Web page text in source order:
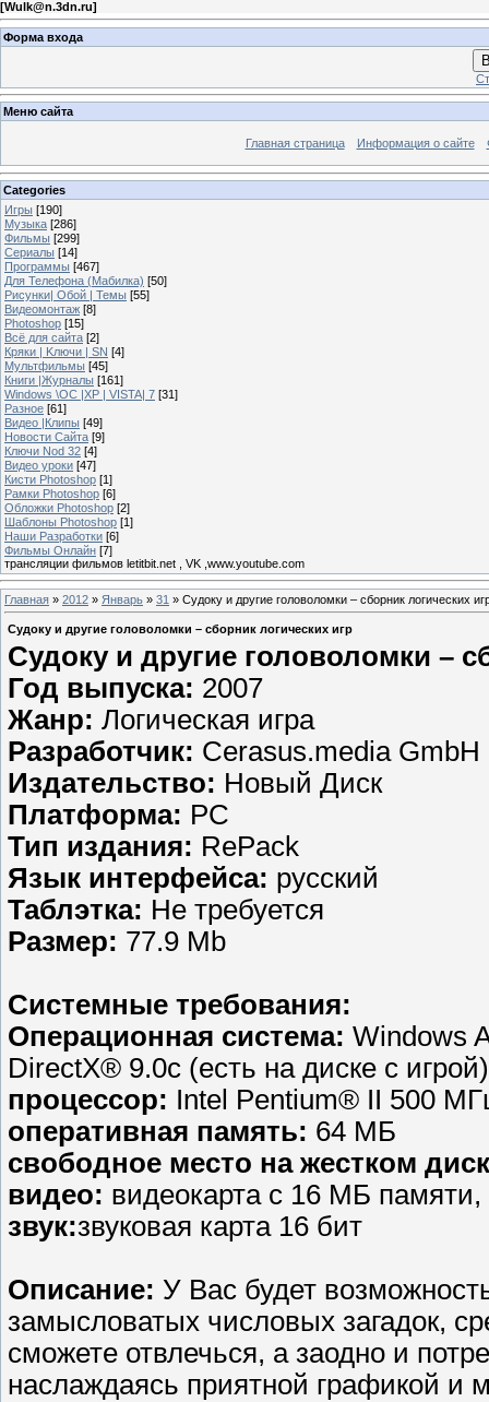
[Wulk@n.3dn.ru]
Форма входа
Меню сайта
Главная страница Информация о сайте
Categories
Игры [190]
Музыка [286]
Фильмы [299]
Сериалы [14]
Программы [467]
Для Телефона (Мабилка) [50]
Рисунки| Обой | Темы [55]
Видеомонтаж [8]
Photoshop [15]
Всё для сайта [2]
Кряки | Kлючи | SN [4]
Мультфильмы [45]
Книги |Журналы [161]
Windows \OC |XP | VISTA| 7 [31]
Разное [61]
Видео |Клипы [49]
Новости Сайта [9]
Ключи Nod 32 [4]
Видео уроки [47]
Кисти Photoshop [1]
Рамки Photoshop [6]
Обложки Photoshop [2]
Шаблоны Photoshop [1]
Наши Разработки [6]
Фильмы Онлайн [7]
трансляции фильмов letitbit.net , VK ,www.youtube.com
Главная » 2012 » Январь » 31 » Судоку и другие головоломки – сборник логических
Судоку и другие головоломки – сборник логических игр
Судоку и другие головоломки –
Год выпуска: 2007
Жанр: Логическая игра
Разработчик: Cerasus.media GmbH
Издательство: Новый Диск
Платформа: PC
Тип издания: RePack
Язык интерфейса: русский
Таблэтка: Не требуется
Размер: 77.9 Mb
Системные требования:
Операционная система: Windows
DirectX® 9.0с (есть на диске с игрой)
процессор: Intel Pentium® II 500
оперативная память: 64 МБ
свободное место на жестком
видео: видеокарта с 16 МБ
звук:звуковая карта 16 бит
Описание: У Вас будет
замысловатых числовых загадок,
сможете отвлечься, а заодно и
наслаждаясь приятной графикой